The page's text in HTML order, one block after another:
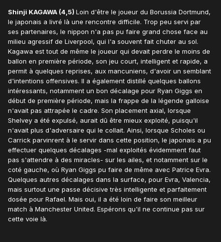
Shinji KAGAWA (4,5) Loin d'être le joueur du Borussia Dortmund,
le japonais a livré là une rencontre difficile. Trop peu servi par
ses partenaires, le nippon n'a pas pu faire grand chose face au
milieu agressif de Liverpool, qui l'a souvent fait chuter au sol.
Kagawa est tout de même le joueur qui devait perdre le moins de
ballon en première période, son jeu court, intelligent et rapide, a
permit à quelques reprises, aux mancuniens, d'avoir un semblant
d'intentions offensives. Il a également distillé quelques ballons
intéressants, notamment un bon décalage pour Ryan Giggs en
début de première période, mais la frappe de la légende galloise
n'avait pas attrapée le cadre. Son placement axial, lorsque
Shelvey a été expulsé, aurait dû être mieux exploité, puisqu'il
n'avait plus d'adversaire qui le collait. Ainsi, lorsque Scholes ou
Carrick parvinrent à le servir dans cette position, le japonais a pu
effectuer quelques décalages -mal exploités évidemment faut
pas s'attendre à des miracles- sur les ailes, et notamment sur le
coté gauche, où Ryan Giggs pu faire de même avec Patrice Evra.
Quelques autres décalages dans la surface, pour Evra, Valencia,
mais surtout une passe décisive très intelligente et parfaitement
dosée pour Rafael. Mais oui, il a été loin de faire son meilleur
match à Manchester United. Espérons qu'il ne continue pas sur
cette voie là.